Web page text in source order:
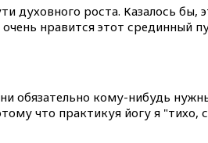
духовного роста. Казалось бы,
нравится этот срединный
обязательно кому-нибудь
что практикуя йогу я